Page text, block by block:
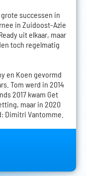
successen in
in Zuidoost-Azie
uit elkaar, maar
toch regelmatig
en Koen gevormd
Tom werd in 2014
2017 kwam Get
maar in 2020
Dimitri Vantomme.